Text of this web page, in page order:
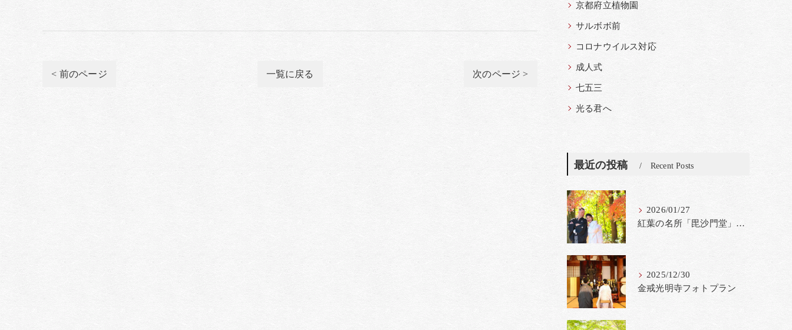
< 前のページ 一覧に戻る 次のページ >
京都府立植物園
サルボボ前
コロナウイルス対応
成人式
七五三
光る君へ
最近の投稿 Recent Posts
2026/01/27
紅葉の名所「毘沙門堂」撮影料金改定
2025/12/30
金戒光明寺フォトプラン